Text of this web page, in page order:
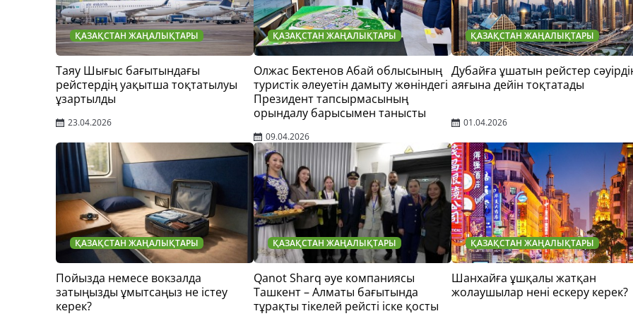
ҚАЗАҚСТАН ЖАҢАЛЫҚТАРЫ
Таяу Шығыс бағытындағы
рейстердің уақытша тоқтатылуы
ұзартылды
23.04.2026
ҚАЗАҚСТАН ЖАҢАЛЫҚТАРЫ
Олжас Бектенов Абай облысының
туристік әлеуетін дамыту жөніндегі
Президент тапсырмасының
орындалу барысымен танысты
09.04.2026
ҚАЗАҚСТАН ЖАҢАЛЫҚТАРЫ
Дубайға ұшатын рейстер
аяғына дейін тоқтатады
01.04.2026
ҚАЗАҚСТАН ЖАҢАЛЫҚТАРЫ
Пойызда немесе вокзалда
затыңызды ұмытсаңыз не істеу
керек?
ҚАЗАҚСТАН ЖАҢАЛЫҚТАРЫ
Qanot Sharq әуе компаниясы
Ташкент – Алматы бағытында
тұрақты тікелей рейсті іске қосты
ҚАЗАҚСТАН ЖАҢАЛЫҚТАРЫ
Шанхайға ұшқалы жатқан
жолаушылар нені ескеру керек?